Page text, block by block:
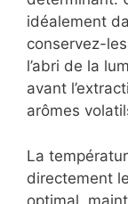
pour
ces
gourmand.